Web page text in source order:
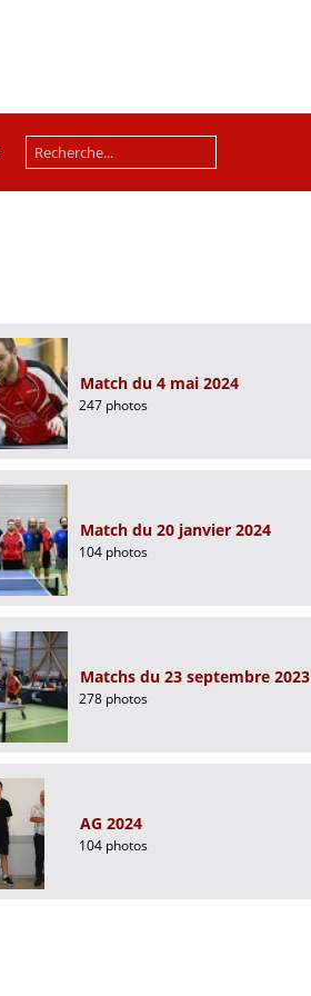
Match du 4 mai 2024
247 photos
Match du 20 janvier 2024
104 photos
Matchs du 23 septembre 2023
278 photos
AG 2024
104 photos